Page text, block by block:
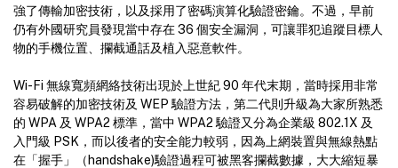
強了傳輸加密技術，以及採用了密碼演算化驗證密鑰。不過，早前
仍有外國研究員發現當中存在 36 個安全漏洞，可讓罪犯追蹤目標人
物的手機位置、攔截通話及植入惡意軟件。
Wi-Fi 無線寬頻網絡技術出現於上世紀 90 年代末期，當時採用非常
容易破解的加密技術及 WEP 驗證方法，第二代則升級為大家所熟悉
的 WPA 及 WPA2 標準，當中 WPA2 驗證又分為企業級 802.1X 及
入門級 PSK，而以後者的安全能力較弱，因為上網裝置與無線熱點
在「握手」（handshake)驗證過程可被黑客攔截數據，大大縮短暴